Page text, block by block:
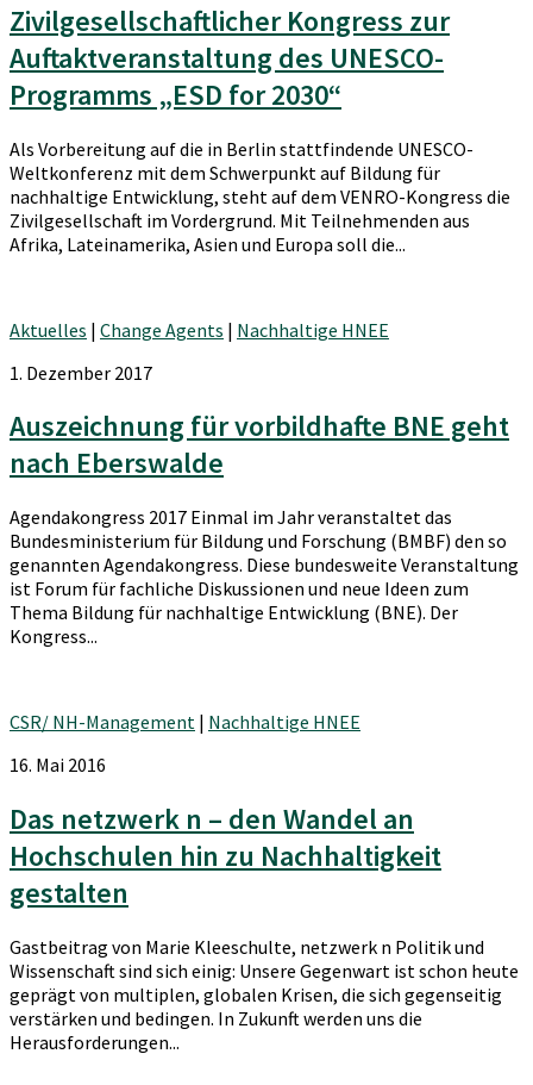
Zivilgesellschaftlicher Kongress zur
Auftaktveranstaltung des UNESCO-
Programms „ESD for 2030“
Als Vorbereitung auf die in Berlin stattfindende UNESCO-
Weltkonferenz mit dem Schwerpunkt auf Bildung für
nachhaltige Entwicklung, steht auf dem VENRO-Kongress die
Zivilgesellschaft im Vordergrund. Mit Teilnehmenden aus
Afrika, Lateinamerika, Asien und Europa soll die...
Aktuelles | Change Agents | Nachhaltige HNEE
1. Dezember 2017
Auszeichnung für vorbildhafte BNE geht
nach Eberswalde
Agendakongress 2017 Einmal im Jahr veranstaltet das
Bundesministerium für Bildung und Forschung (BMBF) den so
genannten Agendakongress. Diese bundesweite Veranstaltung
ist Forum für fachliche Diskussionen und neue Ideen zum
Thema Bildung für nachhaltige Entwicklung (BNE). Der
Kongress...
CSR/ NH-Management | Nachhaltige HNEE
16. Mai 2016
Das netzwerk n – den Wandel an
Hochschulen hin zu Nachhaltigkeit
gestalten
Gastbeitrag von Marie Kleeschulte, netzwerk n Politik und
Wissenschaft sind sich einig: Unsere Gegenwart ist schon heute
geprägt von multiplen, globalen Krisen, die sich gegenseitig
verstärken und bedingen. In Zukunft werden uns die
Herausforderungen...